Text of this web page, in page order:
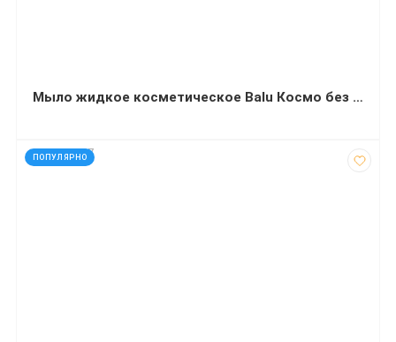
Мыло жидкое косметическое Balu Космо без отдушки 5 л
ПОПУЛЯРНО
код: 927667